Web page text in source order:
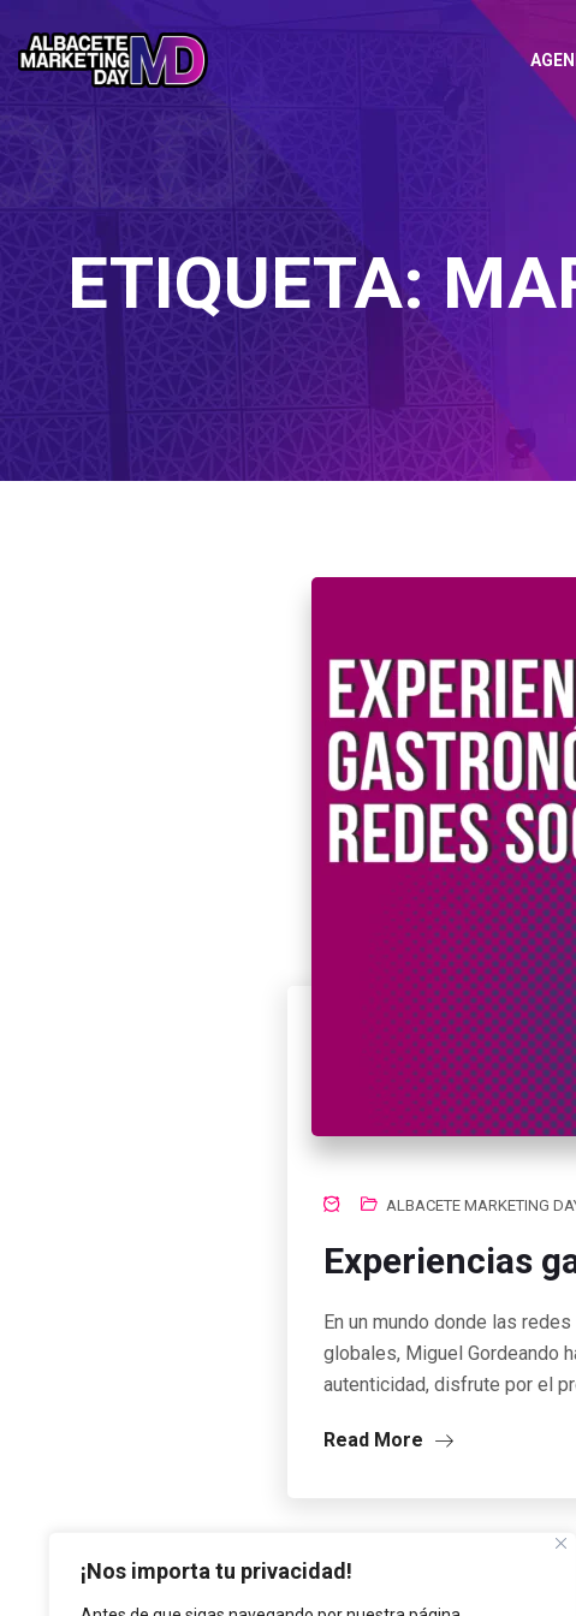
¡Nos importa tu privacidad!
ETIQUETA:
ALBACETE MARKETING
Experiencias
En un mundo donde las
globales, Miguel Gordeando
autenticidad, disfrute por el
Read More